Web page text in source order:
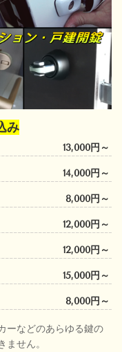
み
13,000円～
14,000円～
8,000円～
12,000円～
12,000円～
15,000円～
8,000円～
ーなどのあらゆる鍵の
せん。